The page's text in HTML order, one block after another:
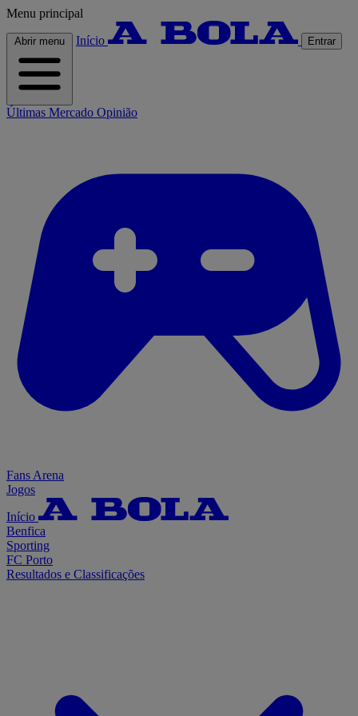
Menu principal
Abrir menu Início Entrar
Últimas Mercado Opinião
Fans Arena
Jogos
Início
Benfica
Sporting
FC Porto
Resultados e Classificações